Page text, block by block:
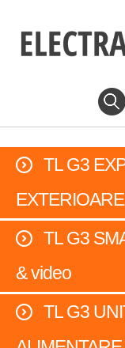
TL G3
TL G3
& video
TL G3